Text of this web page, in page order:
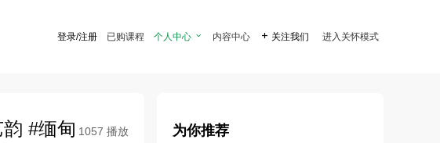
登录/注册 已购课程 个人中心  内容中心  关注我们 进入关怀模式
#缅甸 1057 播放 为你推荐